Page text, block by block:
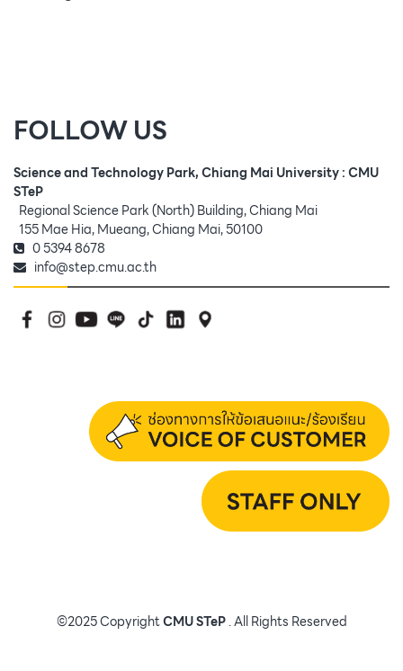
FOLLOW US
Science and Technology Park, Chiang Mai University : CMU
STeP
Regional Science Park (North) Building, Chiang Mai
155 Mae Hia, Mueang, Chiang Mai, 50100
0 5394 8678
info@step.cmu.ac.th
©2025 CopyrightCMU STeP. All Rights Reserved